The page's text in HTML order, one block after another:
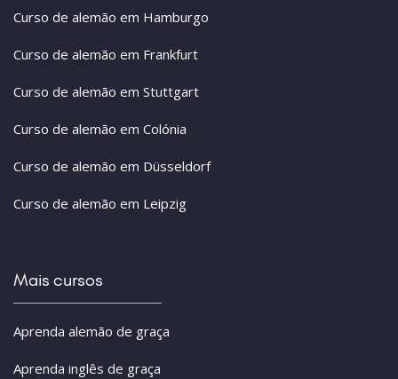
Curso de alemão em Hamburgo
Curso de alemão em Frankfurt
Curso de alemão em Stuttgart
Curso de alemão em Colónia
Curso de alemão em Düsseldorf
Curso de alemão em Leipzig
Mais cursos
Aprenda alemão de graça
Aprenda inglês de graça